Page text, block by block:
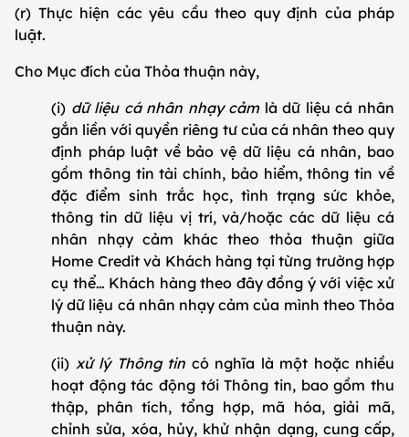
(r) Thực hiện các yêu cầu theo quy định của pháp
luật.
Cho Mục đích của Thỏa thuận này,
(i) dữ liệu cá nhân nhạy cảmlà dữ liệu cá nhân
gắn liền với quyền riêng tư của cá nhân theo quy
định pháp luật về bảo vệ dữ liệu cá nhân, bao
gồm thông tin tài chính, bảo hiểm, thông tin về
đặc điểm sinh trắc học, tình trạng sức khỏe,
thông tin dữ liệu vị trí, và/hoặc các dữ liệu cá
nhân nhạy cảm khác theo thỏa thuận giữa
Home Credit và Khách hàng tại từng trường hợp
cụ thể… Khách hàng theo đây đồng ý với việc xử
lý dữ liệu cá nhân nhạy cảm của mình theo Thỏa
thuận này.
(ii) xử lý Thông tin có nghĩa là một hoặc nhiều
hoạt động tác động tới Thông tin, bao gồm thu
thập, phân tích, tổng hợp, mã hóa, giải mã,
chỉnh sửa, xóa, hủy, khử nhận dạng, cung cấp,